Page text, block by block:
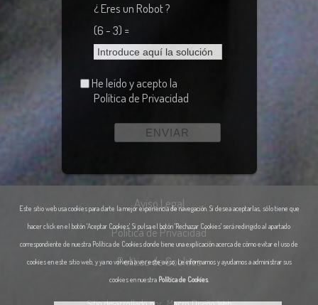
Este sitio web usa cookies para darte la mejor experiencia de navegación. Si desea aceptarlas, sólo tiene que
hacer click en el botón 'Aceptar Cookies'. Si pulsa el botón 'Rechazar Cookies' será redirigido al apartado
correspondiente de nuestra Política de Cookies donde tiene una explicación acerca de cómo evitar el uso de
cookies en este sitio web, y ya no volverá a ver este aviso. Le informamos y ayudamos a administrar sus
cookies en nuestra Política de Cookies.
¿ Eres un Robot ?
(6 - 3) =
He leído y acepto la
Política de Privacidad
Aviso Legal
Política de Privacidad
Política de Cookies